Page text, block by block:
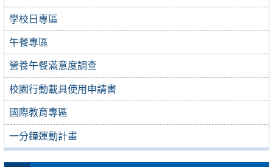
學校日專區
午餐專區
營養午餐滿意度調查
校園行動載具使用申請書
國際教育專區
一分鐘運動計畫